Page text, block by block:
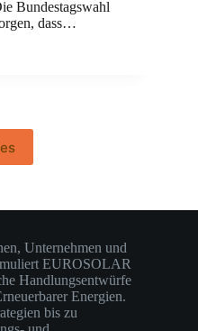
Bundestagswahl
dass…
Unternehmen und
EUROSOLAR
Handlungsentwürfe
Energien.
bis zu